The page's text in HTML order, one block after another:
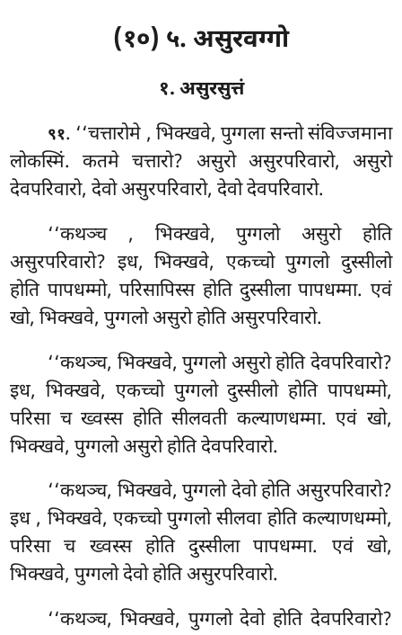
(१०) ५. असुरवग्गो
१. असुरसुत्तं
९१. ‘‘चत्तारोमे , भिक्खवे, पुग्गला सन्तो संविज्जमाना
लोकस्मिं. कतमे चत्तारो? असुरो असुरपरिवारो, असुरो
देवपरिवारो, देवो असुरपरिवारो, देवो देवपरिवारो.
‘‘कथञ्च , भिक्खवे, पुग्गलो असुरो होति
असुरपरिवारो? इध, भिक्खवे, एकच्चो पुग्गलो दुस्सीलो
होति पापधम्मो, परिसापिस्स होति दुस्सीला पापधम्मा. एवं
खो, भिक्खवे, पुग्गलो असुरो होति असुरपरिवारो.
‘‘कथञ्च, भिक्खवे, पुग्गलो असुरो होतिदेवपरिवारो?
इध, भिक्खवे, एकच्चो पुग्गलो दुस्सीलो होति पापधम्मो,
परिसा च ख्वस्स होति सीलवती कल्याणधम्मा. एवं खो,
भिक्खवे, पुग्गलो असुरो होति देवपरिवारो.
‘‘कथञ्च, भिक्खवे, पुग्गलो देवो होति असुरपरिवारो?
इध , भिक्खवे, एकच्चो पुग्गलो सीलवा होति कल्याणधम्मो,
परिसा च ख्वस्स होति दुस्सीला पापधम्मा. एवं खो,
भिक्खवे, पुग्गलो देवो होति असुरपरिवारो.
‘‘कथञ्च, भिक्खवे, पुग्गलो देवो होति देवपरिवारो?